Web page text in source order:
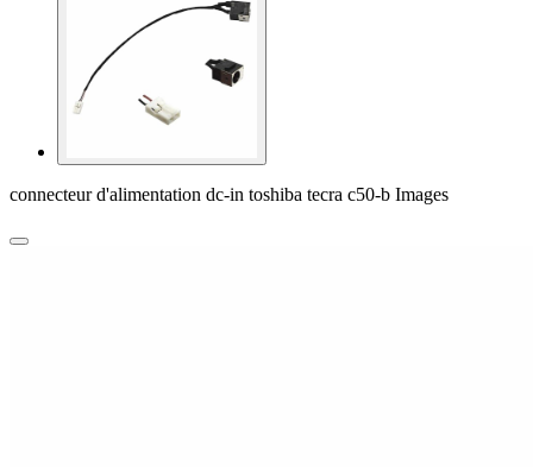
connecteur d'alimentation dc-in toshiba tecra c50-b Images